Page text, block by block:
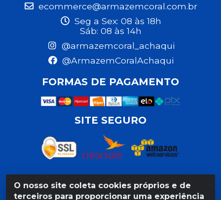
O nosso site coleta cookies próprios e de
terceiros para proporcionar uma experiência
ecommerce@armazemcoral.com.br
Seg a Sex: 08 às 18h
Sáb: 08 às 14h
@armazemcoral_achaqui
@ArmazemCoralAchaqui
FORMAS DE PAGAMENTO
SITE SEGURO
Razão Social: Armazém Coral LTDA - Rua da Praia,